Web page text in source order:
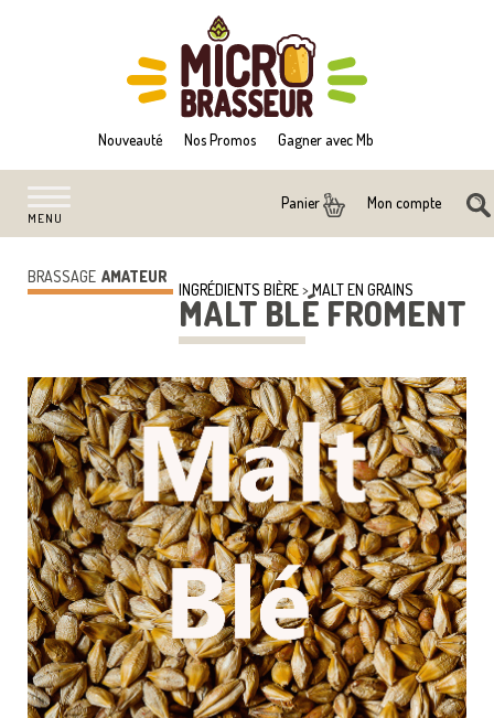
Nouveauté Nos Promos Gagner avec Mb
Panier Mon compte
MENU
INGRÉDIENTS BIÈRE>MALT EN GRAINS
MALT BLÉ FROMENT
BRASSAGE AMATEUR